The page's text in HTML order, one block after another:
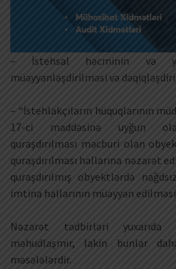
– İstehsal həcminin və
müəyyənləşdirilməsi və
– “İstehlakçıların hüquqlarının
17-ci maddəsinə uyğun
quraşdırılması məcburi olan
quraşdırılması hallarına nəzarət
quraşdırılmış obyektlərdə
imtina hallarının müəyyən
Nəzarət tədbirləri yuxarıda
məhudlaşmır, lakin bunlar
məsələlərdir.